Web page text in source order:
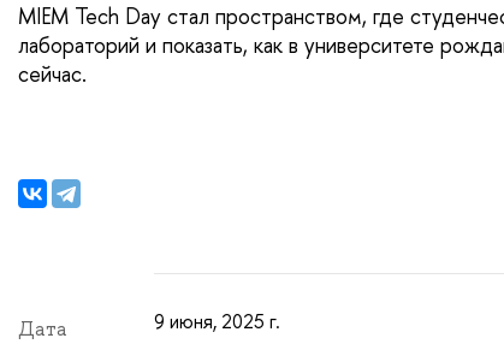
MIEM Tech Day стал пространством, где
лабораторий и показать, как в университете
сейчас.
Дата 9 июня, 2025 г.